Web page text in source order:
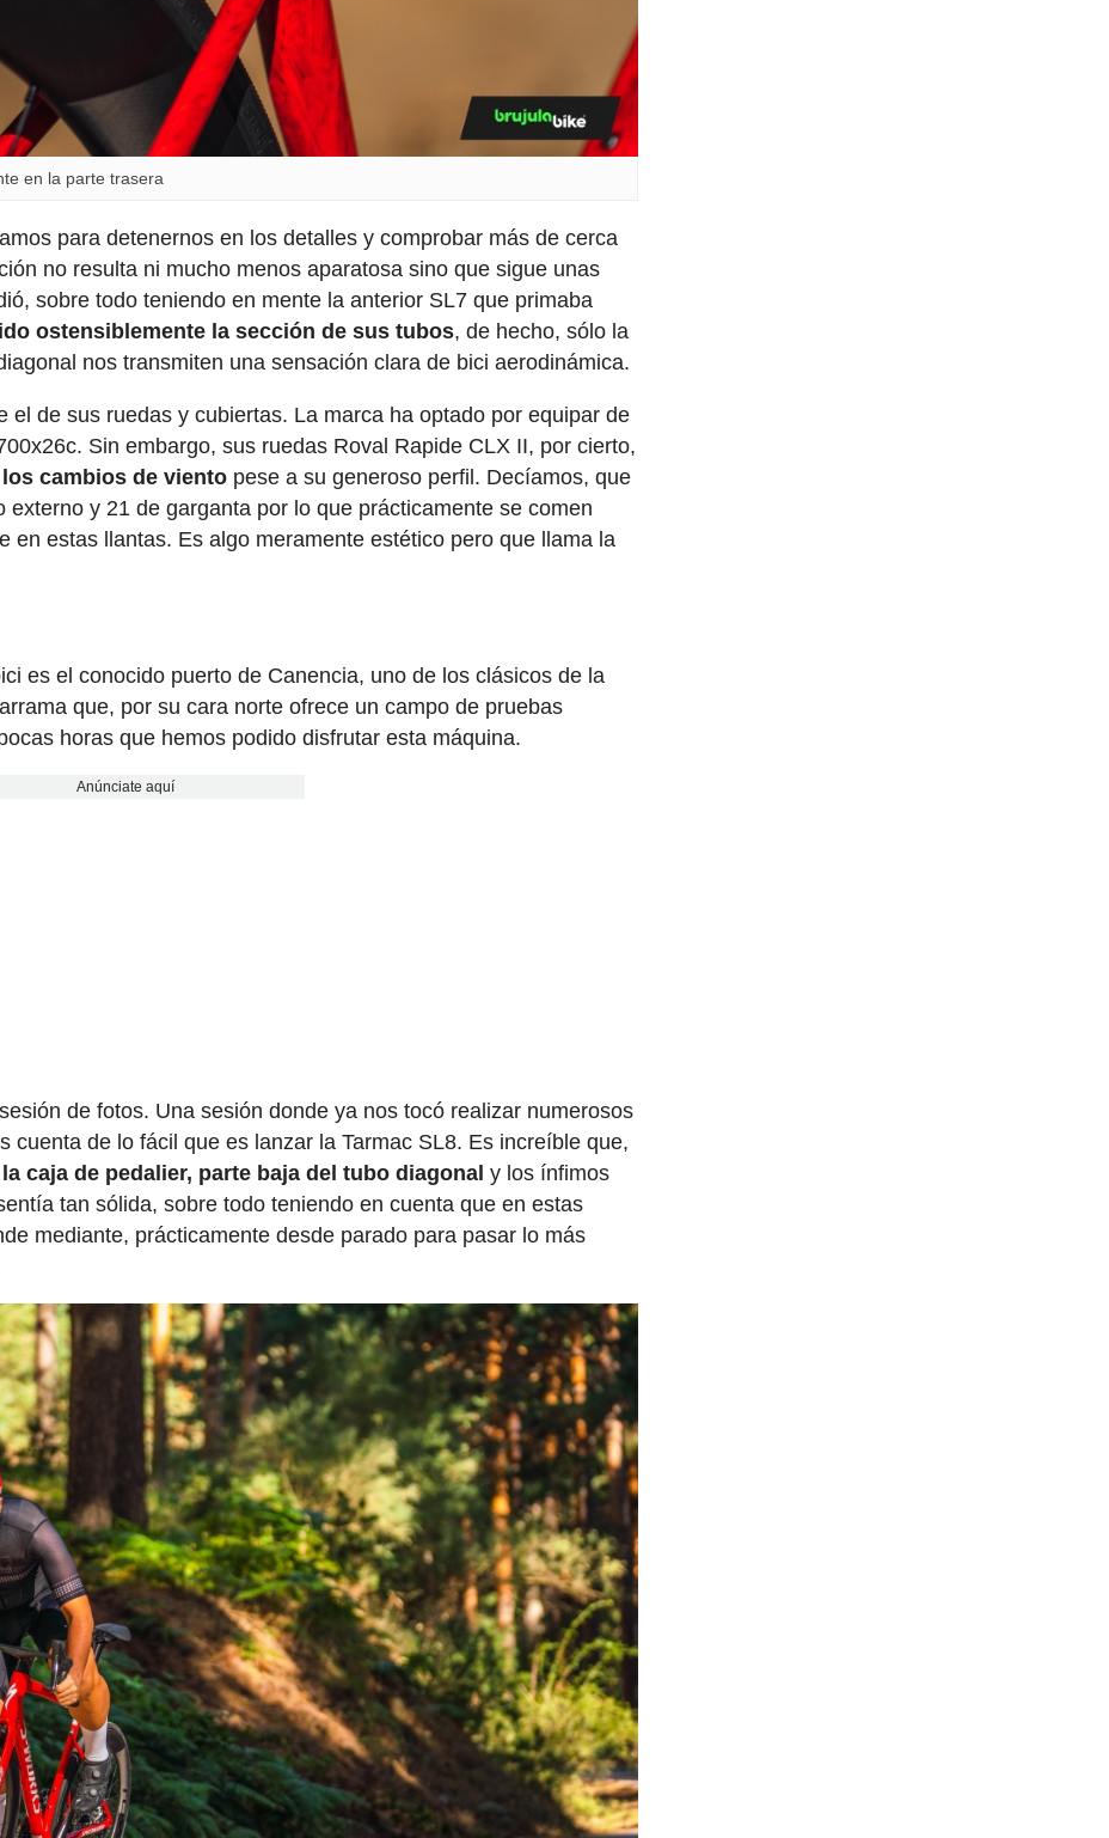
en la parte trasera
para detenernos en los detalles y comprobar más de cerca
no resulta ni mucho menos aparatosa sino que sigue unas
sobre todo teniendo en mente la anterior SL7 que primaba
ostensiblemente la sección de sus tubos, de hecho, sólo la
nos transmiten una sensación clara de bici aerodinámica.
el de sus ruedas y cubiertas. La marca ha optado por equipar de
Sin embargo, sus ruedas Roval Rapide CLX II, por cierto,
cambios de viento pese a su generoso perfil. Decíamos, que
y 21 de garganta por lo que prácticamente se comen
en estas llantas. Es algo meramente estético pero que llama la
es el conocido puerto de Canencia, uno de los clásicos de la
que, por su cara norte ofrece un campo de pruebas
horas que hemos podido disfrutar esta máquina.
Anúnciate aquí
de fotos. Una sesión donde ya nos tocó realizar numerosos
cuenta de lo fácil que es lanzar la Tarmac SL8. Es increíble que,
caja de pedalier, parte baja del tubo diagonal y los ínfimos
tan sólida, sobre todo teniendo en cuenta que en estas
mediante, prácticamente desde parado para pasar lo más